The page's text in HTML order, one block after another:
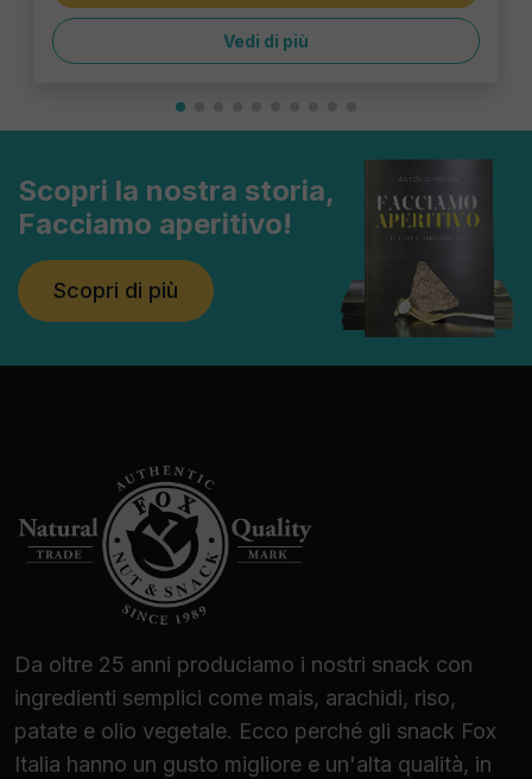
Vedi di più
Scopri la nostra storia,
Facciamo aperitivo!
Scopri di più
Da oltre 25 anni produciamo i nostri snack con
ingredienti semplici come mais, arachidi, riso,
patate e olio vegetale. Ecco perché gli snack Fox
Italia hanno un gusto migliore e un'alta qualità, in